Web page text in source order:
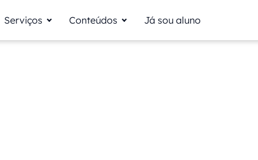
Serviços Conteúdos Já sou aluno